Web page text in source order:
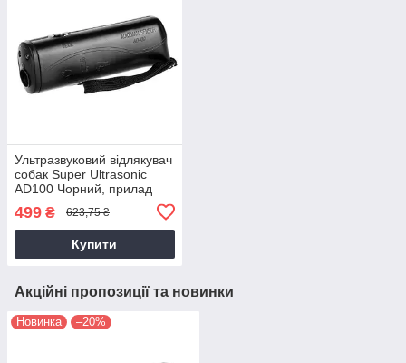
Ультразвуковий відлякувач
собак Super Ultrasonic
AD100 Чорний, прилад
499 ₴ 623,75 ₴
Купити
Акційні пропозиції та новинки
Новинка –20%